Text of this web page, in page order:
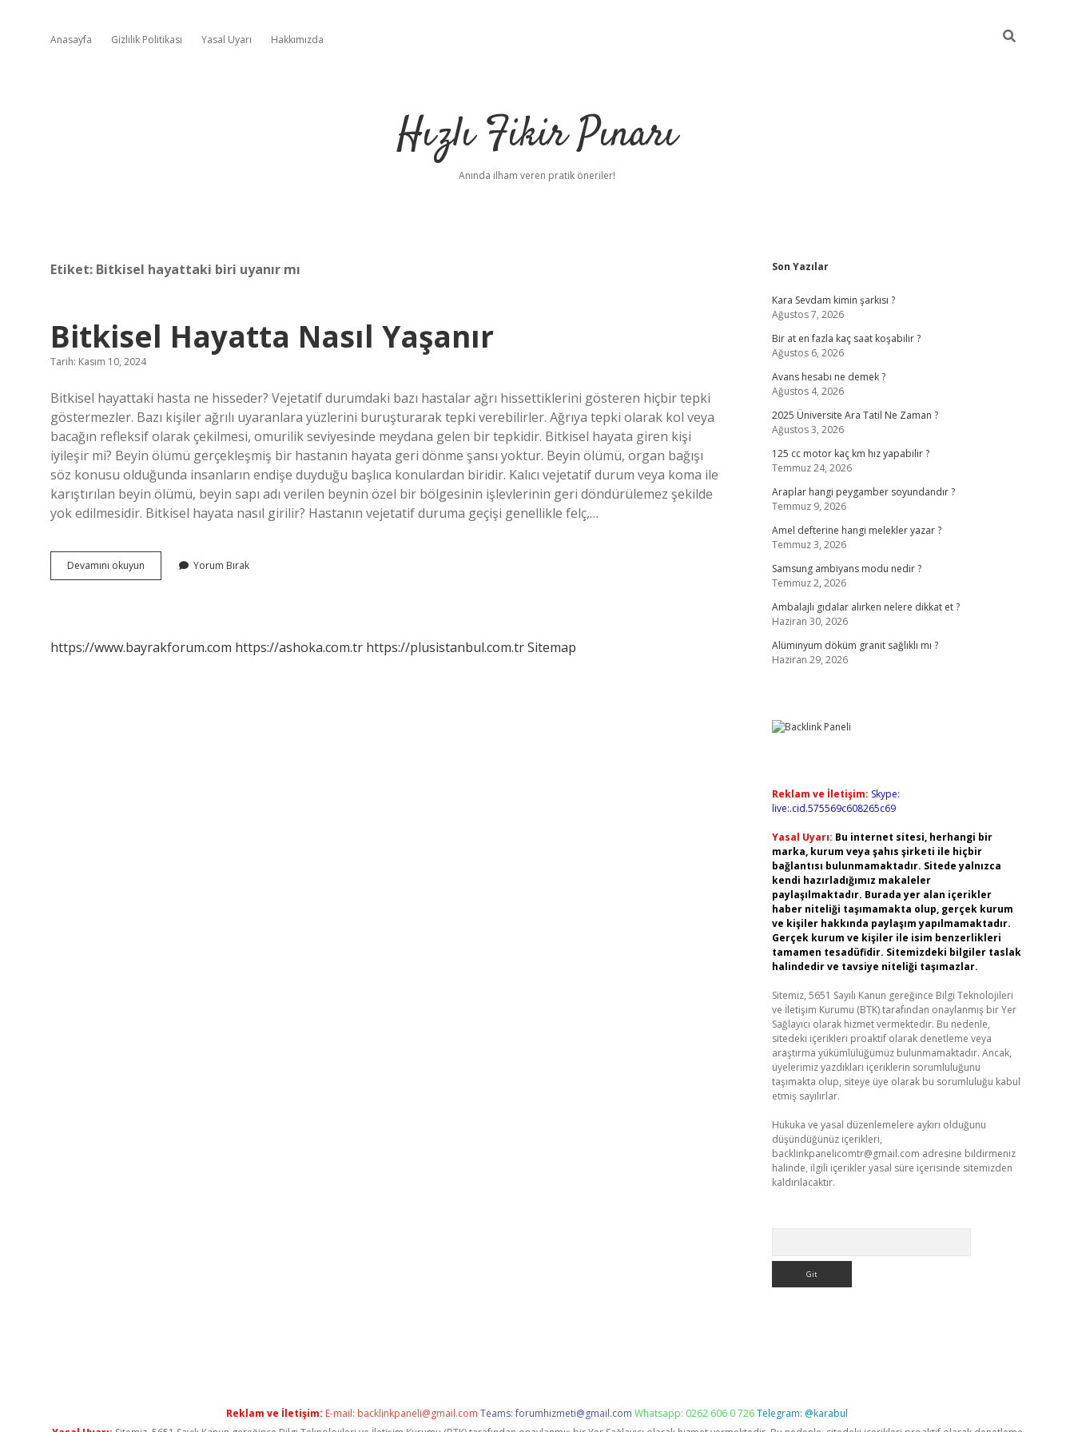
Anasayfa Gizlilik Politikası Yasal Uyarı Hakkımızda
Hızlı Fikir Pınarı
Anında ilham veren pratik öneriler!
Etiket: Bitkisel hayattaki biri uyanır mı
Bitkisel Hayatta Nasıl Yaşanır
Tarih: Kasım 10, 2024
Bitkisel hayattaki hasta ne hisseder? Vejetatif durumdaki bazı hastalar ağrı hissettiklerini gösteren hiçbir tepki
göstermezler. Bazı kişiler ağrılı uyaranlara yüzlerini buruşturarak tepki verebilirler. Ağrıya tepki olarak kol veya
bacağın refleksif olarak çekilmesi, omurilik seviyesinde meydana gelen bir tepkidir. Bitkisel hayata giren kişi
iyileşir mi? Beyin ölümü gerçekleşmiş bir hastanın hayata geri dönme şansı yoktur. Beyin ölümü, organ bağışı
söz konusu olduğunda insanların endişe duyduğu başlıca konulardan biridir. Kalıcı vejetatif durum veya koma ile
karıştırılan beyin ölümü, beyin sapı adı verilen beynin özel bir bölgesinin işlevlerinin geri döndürülemez şekilde
yok edilmesidir. Bitkisel hayata nasıl girilir? Hastanın vejetatif duruma geçişi genellikle felç,…
Devamını okuyun
Hayatta
Yorum Bırak
https://www.bayrakforum.com https://ashoka.com.tr https://plusistanbul.com.trSitemap
Sidebar
Son Yazılar
Kara Sevdam kimin şarkısı ?
Ağustos 7, 2026
Bir at en fazla kaç saat koşabilir ?
Ağustos 6, 2026
Avans hesabı ne demek ?
Ağustos 4, 2026
2025 Üniversite Ara Tatil Ne Zaman ?
Ağustos 3, 2026
125 cc motor kaç km hız yapabilir ?
Temmuz 24, 2026
Araplar hangi peygamber soyundandır ?
Temmuz 9, 2026
Amel defterine hangi melekler yazar ?
Temmuz 3, 2026
Samsung ambiyans modu nedir ?
Temmuz 2, 2026
Ambalajlı gıdalar alırken nelere dikkat et ?
Haziran 30, 2026
Alüminyum döküm granit sağlıklı mı ?
Haziran 29, 2026
Reklam ve İletişim: Skype:
live:.cid.575569c608265c69
Yasal Uyarı: Bu internet sitesi, herhangi bir
marka, kurum veya şahıs şirketi ile hiçbir
bağlantısı bulunmamaktadır. Sitede yalnızca
kendi hazırladığımız makaleler
paylaşılmaktadır. Burada yer alan içerikler
haber niteliği taşımamakta olup, gerçek kurum
ve kişiler hakkında paylaşım yapılmamaktadır.
Gerçek kurum ve kişiler ile isim benzerlikleri
tamamen tesadüfidir. Sitemizdeki bilgiler taslak
halindedir ve tavsiye niteliği taşımazlar.
Sitemiz, 5651 Sayılı Kanun gereğince Bilgi Teknolojileri
ve İletişim Kurumu (BTK) tarafından onaylanmış bir Yer
Sağlayıcı olarak hizmet vermektedir. Bu nedenle,
sitedeki içerikleri proaktif olarak denetleme veya
araştırma yükümlülüğümüz bulunmamaktadır. Ancak,
üyelerimiz yazdıkları içeriklerin sorumluluğunu
taşımakta olup, siteye üye olarak bu sorumluluğu kabul
etmiş sayılırlar.
Hukuka ve yasal düzenlemelere aykırı olduğunu
düşündüğünüz içerikleri,
backlinkpanelicomtr@gmail.com adresine bildirmeniz
halinde, ilgili içerikler yasal süre içerisinde sitemizden
kaldırılacaktır.
Reklam ve İletişim: E-mail: backlinkpaneli@gmail.com Teams:forumhizmeti@gmail.com Whatsapp: 0262 606 0 726Telegram: @karabul